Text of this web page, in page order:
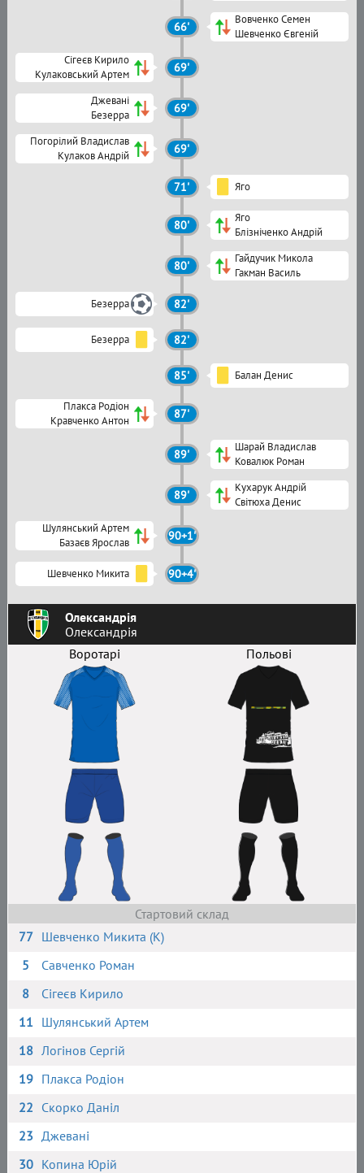
Олександрія
Олександрія
Воротарі
Польові
Стартовий склад
77 Шевченко Микита (К)
5
Савченко Роман
8
Сігеєв Кирило
11 Шулянський Артем
18 Логінов Сергій
19 Плакса Родіон
22 Скорко Даніл
23 Джевані
30 Копина Юрій
66'
Вовченко Семен
Шевченко Євгеній
Сігеєв Кирило
Кулаковський Артем
69'
Джевані
Безерра
69'
Погорілий Владислав
Кулаков Андрій
69'
71' Яго
80'
Яго
Блізніченко Андрій
80'
Гайдучик Микола
Гакман Василь
Безерра 82'
Безерра 82'
85' Балан Денис
Плакса Родіон
Кравченко Антон
87'
89'
Шарай Владислав
Ковалюк Роман
89'
Кухарук Андрій
Світюха Денис
Шулянський Артем
Базаєв Ярослав
90+1'
Шевченко Микита 90+4'